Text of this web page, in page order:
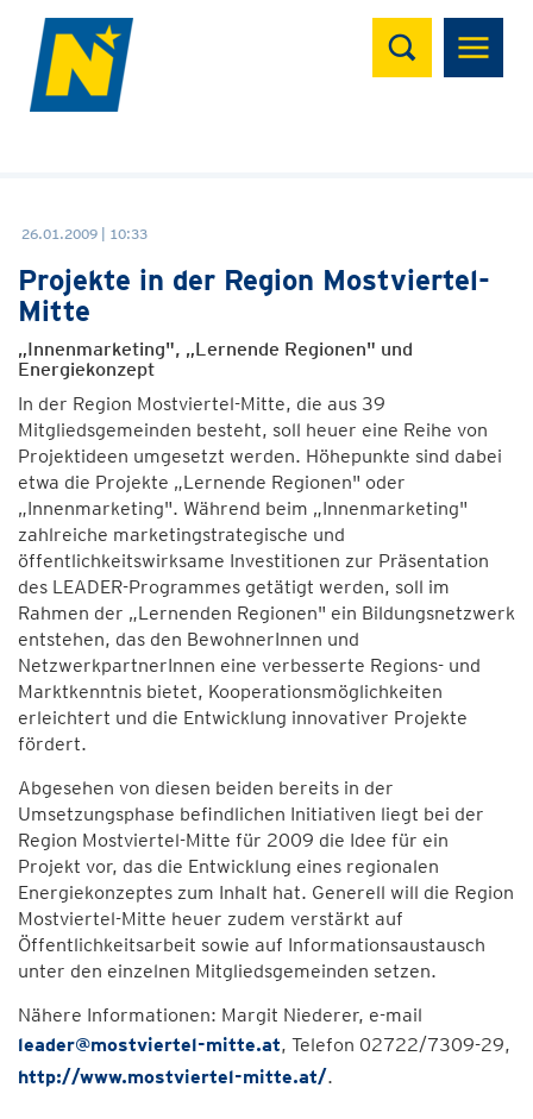
Suchen
26.01.2009 | 10:33
Projekte in der Region Mostviertel-
Mitte
„Innenmarketing", „Lernende Regionen" und
Energiekonzept
In der Region Mostviertel-Mitte, die aus 39
Mitgliedsgemeinden besteht, soll heuer eine Reihe von
Projektideen umgesetzt werden. Höhepunkte sind dabei
etwa die Projekte „Lernende Regionen" oder
„Innenmarketing". Während beim „Innenmarketing"
zahlreiche marketingstrategische und
öffentlichkeitswirksame Investitionen zur Präsentation
des LEADER-Programmes getätigt werden, soll im
Rahmen der „Lernenden Regionen" ein Bildungsnetzwerk
entstehen, das den BewohnerInnen und
NetzwerkpartnerInnen eine verbesserte Regions- und
Marktkenntnis bietet, Kooperationsmöglichkeiten
erleichtert und die Entwicklung innovativer Projekte
fördert.
Abgesehen von diesen beiden bereits in der
Umsetzungsphase befindlichen Initiativen liegt bei der
Region Mostviertel-Mitte für 2009 die Idee für ein
Projekt vor, das die Entwicklung eines regionalen
Energiekonzeptes zum Inhalt hat. Generell will die Region
Mostviertel-Mitte heuer zudem verstärkt auf
Öffentlichkeitsarbeit sowie auf Informationsaustausch
unter den einzelnen Mitgliedsgemeinden setzen.
Nähere Informationen: Margit Niederer, e-mail
leader@mostviertel-mitte.at, Telefon 02722/7309-29,
http://www.mostviertel-mitte.at/.